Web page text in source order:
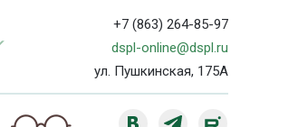
+7 (863) 264-85-97
dspl-online@dspl.ru
ул. Пушкинская, 175А